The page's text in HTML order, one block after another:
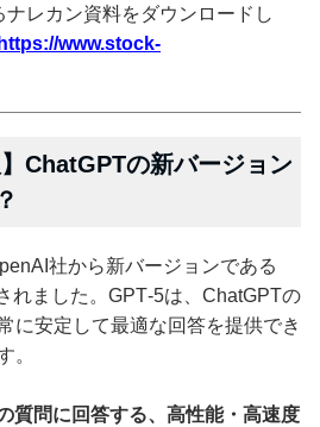
レカン資料をダウンロードし
https://www.stock-
】ChatGPTの新バージョン
社から新バージョンである
れました。GPT‑5は、ChatGPTの
に安定して最適な回答を提供でき
。
質問に回答する、高性能・高速度